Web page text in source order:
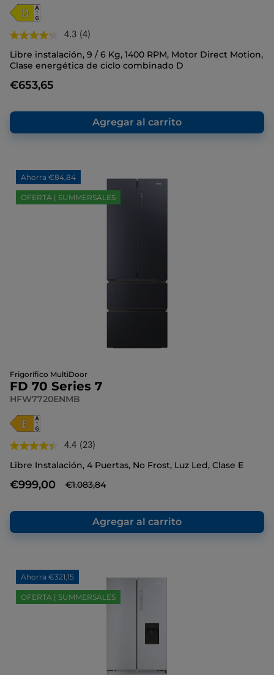
4.3 Lea
reseñas.
Enlace
(4)
Libre instalación, 9 / 6 Kg, 1400 RPM, Motor Direct Motion,
Clase energética de ciclo combinado D
€653,65
Agregar al carrito
Ahorra €84,84
OFERTA | SUMMERSALES
Frigorífico MultiDoor
FD 70 Series 7
HFW7720ENMB
4.4 Lea
23
reseñas.
Enlace
en
misma
página.
(23)
Libre Instalación, 4 Puertas, No Frost, Luz Led, Clase E
€999,00 €1.083,84
Agregar al carrito
Ahorra €321,15
OFERTA | SUMMERSALES